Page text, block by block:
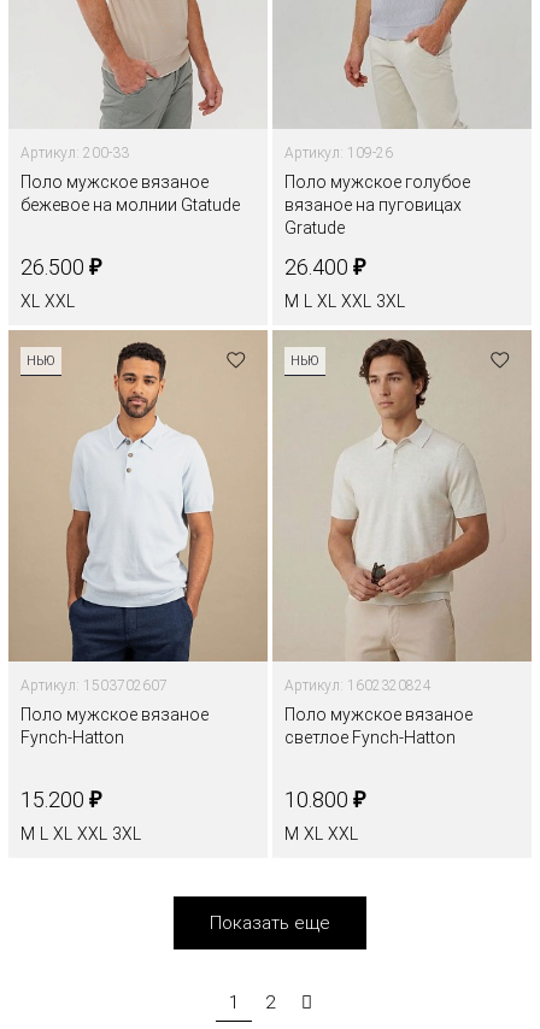
Артикул: 200-33
Поло мужское вязаное
бежевое на молнии Gtatude
26.500 ₽
XL XXL
Артикул: 109-26
Поло мужское голубое
вязаное на пуговицах
Gratude
26.400 ₽
M XL XXL 3XL
НЬЮ
Артикул: 1503702607
Поло мужское вязаное
Fynch-Hatton
15.200 ₽
M XL XXL 3XL
НЬЮ
Артикул: 1602320824
Поло мужское вязаное
светлое Fynch-Hatton
10.800 ₽
M XL XXL
Показать еще
1 2